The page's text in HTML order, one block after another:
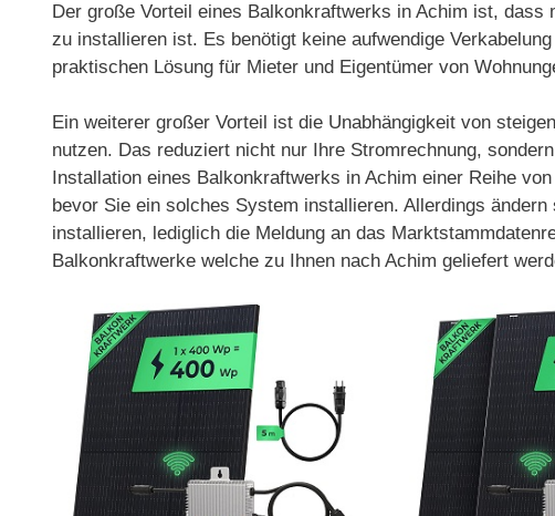
Der große Vorteil eines Balkonkraftwerks in Achim ist,
zu installieren ist. Es benötigt keine aufwendige
praktischen Lösung für Mieter und Eigentümer von
Ein weiterer großer Vorteil ist die Unabhängigkeit von
nutzen. Das reduziert nicht nur Ihre Stromrechnung,
Installation eines Balkonkraftwerks in Achim einer Reihe
bevor Sie ein solches System installieren. Allerdings
installieren, lediglich die Meldung an das
Balkonkraftwerke welche zu Ihnen nach Achim geliefert